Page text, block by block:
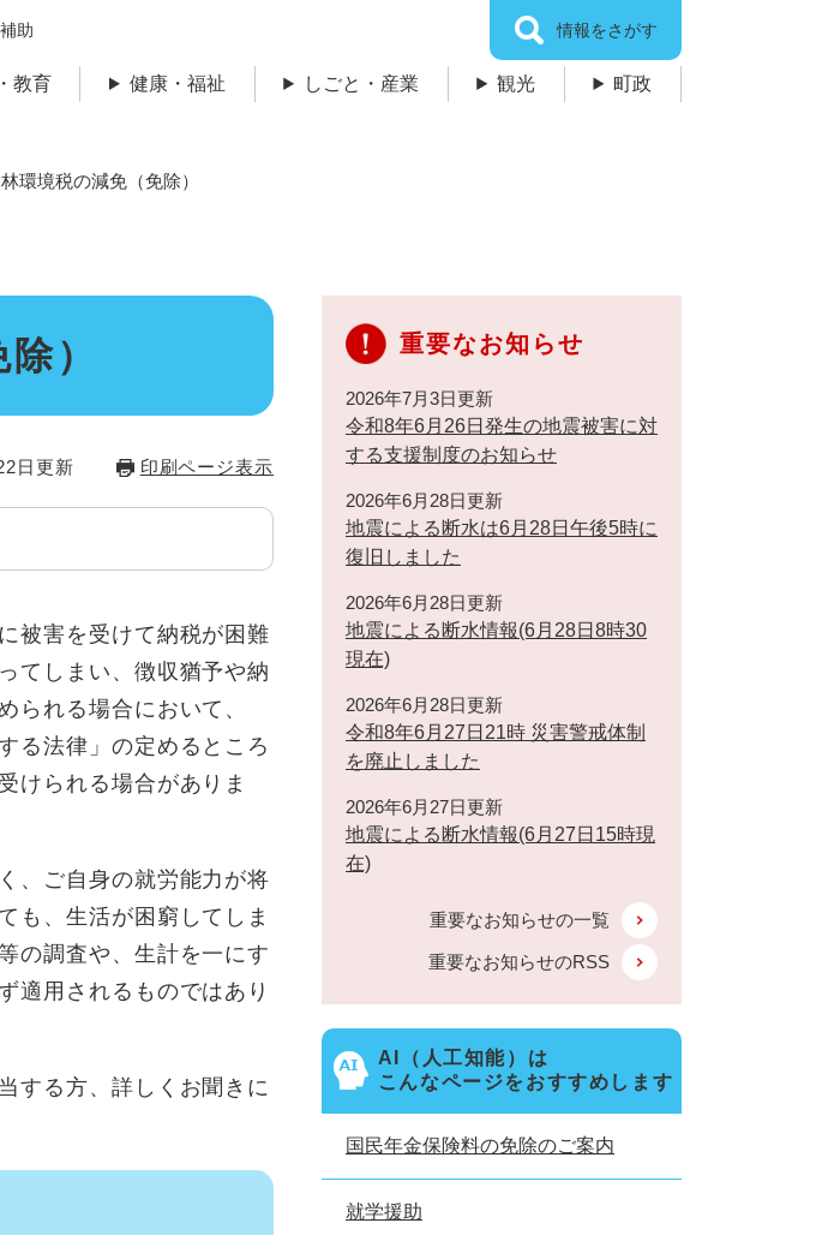
飛ばして本文へ
助 情報をさがす
教育 健康・福祉 しごと・産業 観光 町政
環境税の減免（免除）
）
日更新 印刷ページ表示
被害を受けて納税が困難
てしまい、徴収猶予や納
られる場合において、
る法律」の定めるところ
けられる場合がありま
、ご自身の就労能力が将
も、生活が困窮してしま
の調査や、生計を一にす
適用されるものではあり
する方、詳しくお聞きに
重要なお知らせ
2026年7月3日更新
令和8年6月26日発生の地震被害に対
する支援制度のお知らせ
2026年6月28日更新
地震による断水は6月28日午後5時に
復旧しました
2026年6月28日更新
地震による断水情報(6月28日8時30
現在)
2026年6月28日更新
令和8年6月27日21時 災害警戒体制
を廃止しました
2026年6月27日更新
地震による断水情報(6月27日15時現
在)
重要なお知らせの一覧
重要なお知らせのRSS
AI（人工知能）は
こんなページをおすすめします
国民年金保険料の免除のご案内
就学援助